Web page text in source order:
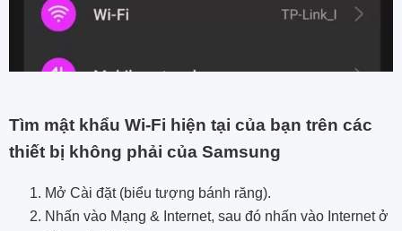
Tìm mật khẩu Wi-Fi hiện tại của bạn trên các
thiết bị không phải của Samsung
Mở Cài đặt (biểu tượng bánh răng).
Nhấn vào Mạng & Internet, sau đó nhấn vào Internet ở